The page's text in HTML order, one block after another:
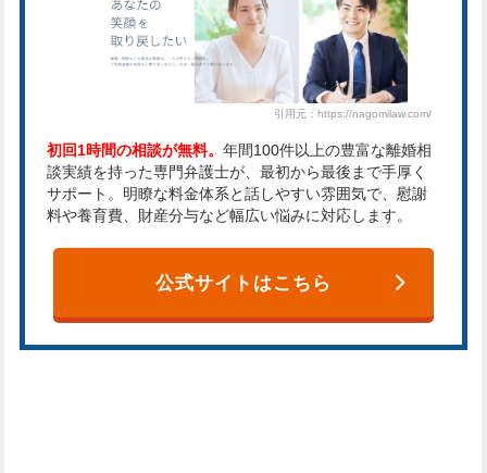
引用元：https://nagomilaw.com/
初回1時間の相談が無料。 年間100件以上の豊富な離婚相
談実績を持った専門弁護士が、最初から最後まで手厚く
サポート。明瞭な料金体系と話しやすい雰囲気で、慰謝
料や養育費、財産分与など幅広い悩みに対応します。
公式サイトはこちら